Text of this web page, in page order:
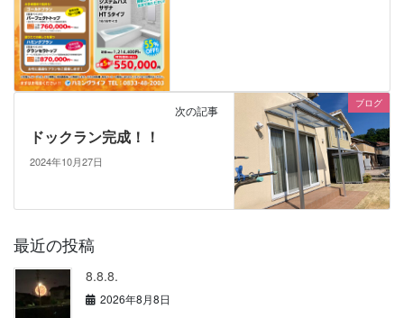
ブログ
次の記事
ドックラン完成！！
2024年10月27日
最近の投稿
8.8.8.
2026年8月8日